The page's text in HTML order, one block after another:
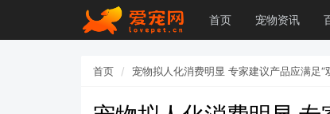
首页 宠物资讯
首页 宠物拟人化消费明显 专家建议产品应满足“